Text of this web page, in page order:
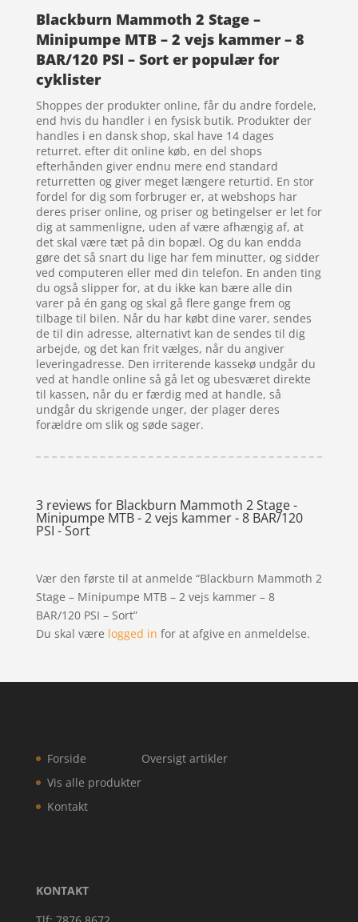
Blackburn Mammoth 2 Stage –
Minipumpe MTB – 2 vejs kammer – 8
BAR/120 PSI – Sort er populær for
cyklister
Shoppes der produkter online, får du andre fordele,
end hvis du handler i en fysisk butik. Produkter der
handles i en dansk shop, skal have 14 dages
returret. efter dit online køb, en del shops
efterhånden giver endnu mere end standard
returretten og giver meget længere returtid. En stor
fordel for dig som forbruger er, at webshops har
deres priser online, og priser og betingelser er let for
dig at sammenligne, uden af være afhængig af, at
det skal være tæt på din bopæl. Og du kan endda
gøre det så snart du lige har fem minutter, og sidder
ved computeren eller med din telefon. En anden ting
du også slipper for, at du ikke kan bære alle din
varer på én gang og skal gå flere gange frem og
tilbage til bilen. Når du har købt dine varer, sendes
de til din adresse, alternativt kan de sendes til dig
arbejde, og det kan frit vælges, når du angiver
leveringadresse. Den irriterende kassekø undgår du
ved at handle online så gå let og ubesværet direkte
til kassen, når du er færdig med at handle, så
undgår du skrigende unger, der plager deres
forældre om slik og søde sager.
3 reviews for Blackburn Mammoth 2 Stage -
Minipumpe MTB - 2 vejs kammer - 8 BAR/120
PSI - Sort
Vær den første til at anmelde “Blackburn Mammoth 2
Stage – Minipumpe MTB – 2 vejs kammer – 8
BAR/120 PSI – Sort”
Du skal være logged in for at afgive en anmeldelse.
Forside
Vis alle produkter
Kontakt
Oversigt artikler
KONTAKT